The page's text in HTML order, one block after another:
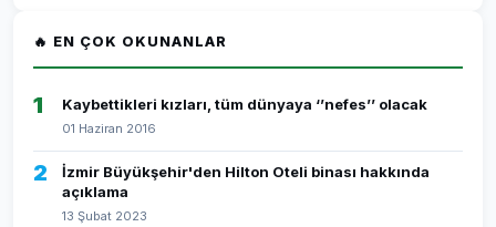
🔥 EN ÇOK OKUNANLAR
1 Kaybettikleri kızları, tüm dünyaya ‘’nefes’’ olacak
01 Haziran 2016
2
İzmir Büyükşehir'den Hilton Oteli binası hakkında
açıklama
13 Şubat 2023